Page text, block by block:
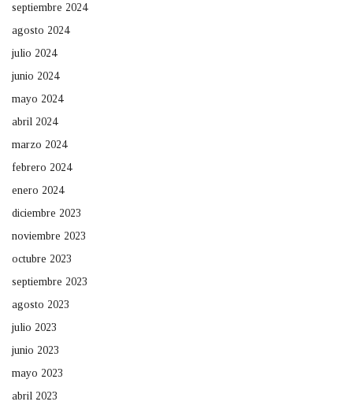
septiembre 2024
agosto 2024
julio 2024
junio 2024
mayo 2024
abril 2024
marzo 2024
febrero 2024
enero 2024
diciembre 2023
noviembre 2023
octubre 2023
septiembre 2023
agosto 2023
julio 2023
junio 2023
mayo 2023
abril 2023